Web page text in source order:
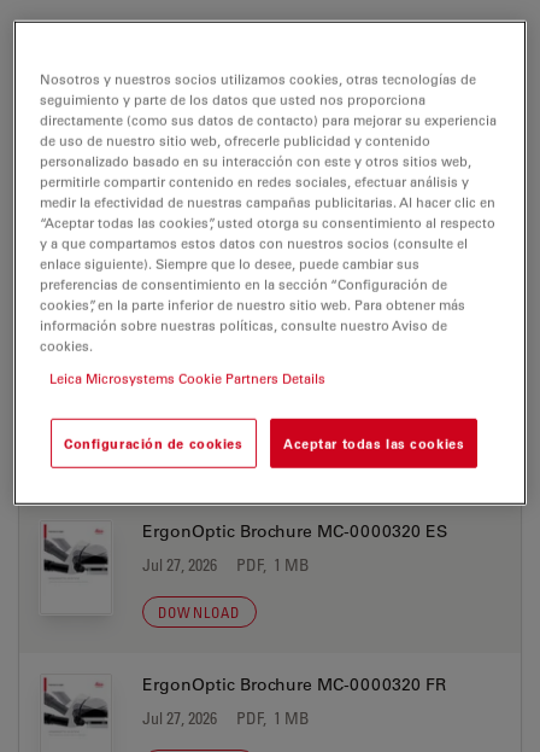
M620 TTS
Brochure or flyer
M620 TTS
BROCHURE OR FLYER
ErgonOptic Brochure MC-0000320 EN
ErgonOptic Brochure MC-0000320 ES
Jul 27, 2026 PDF, 1 MB
DOWNLOAD
ErgonOptic Brochure MC-0000320 FR
Jul 27, 2026 PDF, 1 MB
Nosotros y nuestros socios utilizamos cookies, otras tecnologías de
seguimiento y parte de los datos que usted nos proporciona
directamente (como sus datos de contacto) para mejorar su experiencia
de uso de nuestro sitio web, ofrecerle publicidad y contenido
personalizado basado en su interacción con este y otros sitios web,
permitirle compartir contenido en redes sociales, efectuar análisis y
medir la efectividad de nuestras campañas publicitarias. Al hacer clic en
“Aceptar todas las cookies”, usted otorga su consentimiento al respecto
y a que compartamos estos datos con nuestros socios (consulte el
enlace siguiente). Siempre que lo desee, puede cambiar sus
preferencias de consentimiento en la sección “Configuración de
cookies”, en la parte inferior de nuestro sitio web. Para obtener más
información sobre nuestras políticas, consulte nuestro Aviso de
cookies.
Leica Microsystems Cookie Partners Details
Configuración de cookies Aceptar todas las cookies